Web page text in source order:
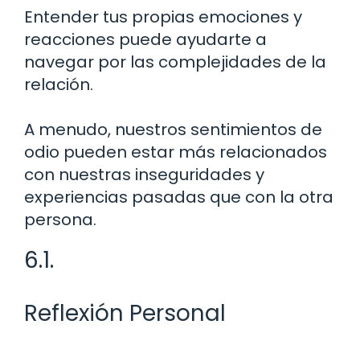
Entender tus propias emociones y
reacciones puede ayudarte a
navegar por las complejidades de la
relación.
A menudo, nuestros sentimientos de
odio pueden estar más relacionados
con nuestras inseguridades y
experiencias pasadas que con la otra
persona.
6.1.
Reflexión Personal